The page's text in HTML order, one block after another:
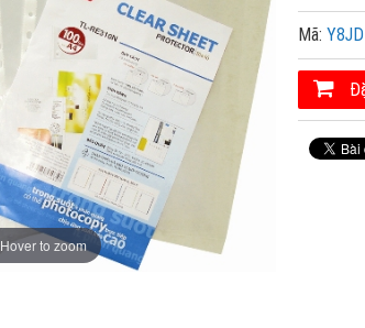
Hover to zoom
Mã: Y8JD